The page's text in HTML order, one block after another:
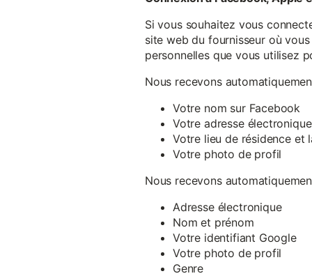
Si vous souhaitez vous
site web du fournisseur où
personnelles que vous utilisez
Nous recevons
Votre nom sur Facebook
Votre adresse
Votre lieu de résidence et
Votre photo de profil
Nous recevons
Adresse électronique
Nom et prénom
Votre identifiant Google
Votre photo de profil
Genre